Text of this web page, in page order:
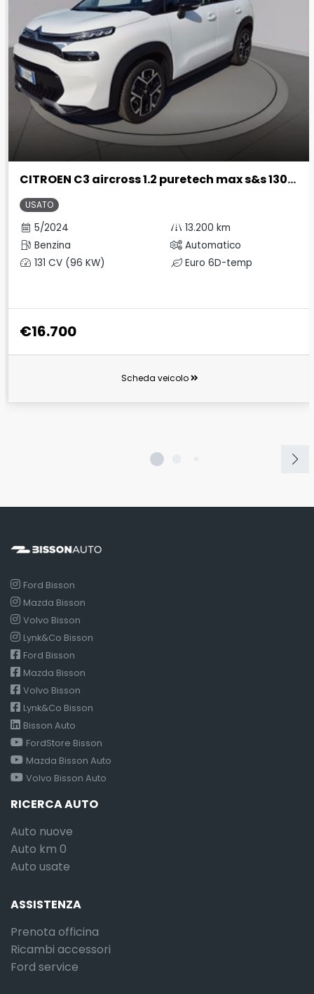
CITROEN C3 aircross 1.2 puretech max s&s 130cv eat6
USATO
5/2024
13.200 km
Benzina
Automatico
131 CV (96 KW)
Euro 6D-temp
€16.700
Scheda veicolo
Ford Bisson
Mazda Bisson
Volvo Bisson
Lynk&Co Bisson
Ford Bisson
Mazda Bisson
Volvo Bisson
Lynk&Co Bisson
Bisson Auto
FordStore Bisson
Mazda Bisson Auto
Volvo Bisson Auto
RICERCA AUTO
Auto nuove
Auto km 0
Auto usate
ASSISTENZA
Prenota officina
Ricambi accessori
Ford service